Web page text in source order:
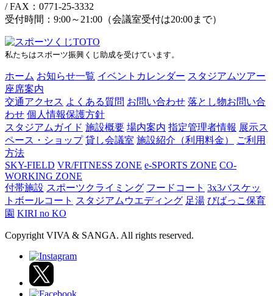
/FAX：0771-25-3332
受付時間：9:00～21:00（会議室受付は20:00まで）
私たちはスポーツ振興くじ助成を受けています。
ホーム お知らせ一覧 イベントカレンダー スタジアムツアー
座席案内
交通アクセス よくある質問 お問い合わせ 落とし物お問い合
わせ 個人情報保護方針
スタジアムガイド 施設概要 場内案内 指定管理者情報 展示ス
ペース・ショップ 貸し会議室 施設紹介（利用料金）
ご利用
方法
SKY-FIELD VR/FITNESS ZONE e-SPORTS ZONE CO-
WORKING ZONE
付帯施設 スポーツクライミング フードコート 3x3バスケッ
トボールコート スタジアムウエディング 足湯 びばっこ保育
園 KIRI no KO
Copyright VIVA & SANGA. All rights reserved.